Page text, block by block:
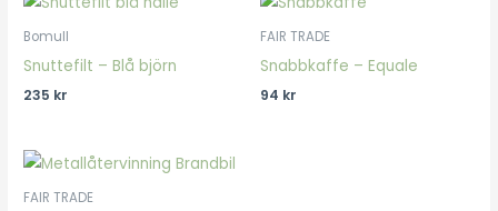
Bomull
Snuttefilt – Blå björn
235 kr
FAIR TRADE
Snabbkaffe – Equale
94 kr
FAIR TRADE